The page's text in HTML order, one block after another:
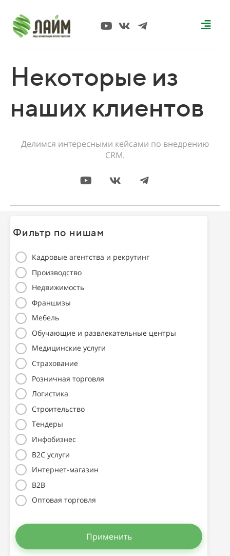
Некоторые из
наших клиентов
Делимся интересными кейсами по внедрению
CRM.
Фильтр по нишам
Кадровые агентства и рекрутинг
Производство
Недвижимость
Франшизы
Мебель
Обучающие и развлекательные центры
Медицинские услуги
Страхование
Розничная торговля
Логистика
Строительство
Тендеры
Инфобизнес
B2C услуги
Интернет-магазин
B2B
Оптовая торговля
Применить